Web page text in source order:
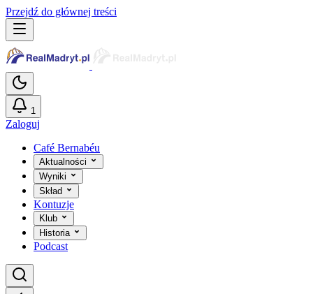
Przejdź do głównej treści
1
Zaloguj
Café Bernabéu
Aktualności
Wyniki
Skład
Kontuzje
Klub
Historia
Podcast